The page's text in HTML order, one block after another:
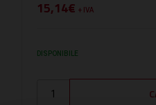
15,14€ + IVA
DISPONIBILE